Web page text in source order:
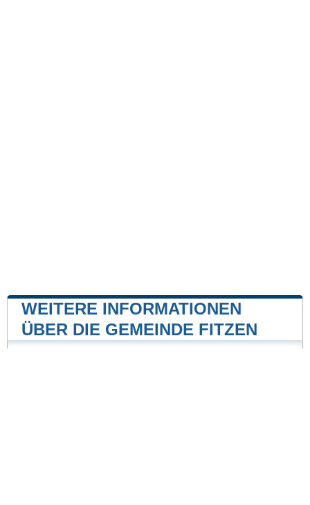
WEITERE INFORMATIONEN
ÜBER DIE GEMEINDE FITZEN